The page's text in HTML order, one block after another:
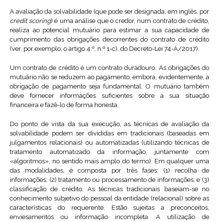
A avaliação da solvabilidade (que pode ser designada, em inglês, por
credit scoring) é uma análise que o credor, num contrato de crédito,
realiza ao potencial mutuário para estimar a sua capacidade de
cumprimento das obrigações decorrentes do contrato de crédito
(ver, por exemplo, o artigo 4.º, n.º 1-c), do Decreto-Lei 74-A/2017).
Um contrato de crédito é um contrato duradouro. As obrigações do
mutuário não se reduzem ao pagamento, embora, evidentemente, a
obrigação de pagamento seja fundamental. O mutuário também
deve fornecer informações suficientes sobre a sua situação
financeira e fazê-lo de forma honesta.
Do ponto de vista da sua execução, as técnicas de avaliação da
solvabilidade podem ser divididas em tradicionais (baseadas em
julgamentos relacionais) ou automatizadas (utilizando técnicas de
tratamento automatizado da informação, juntamente com
«algoritmos», no sentido mais amplo do termo). Em qualquer uma
das modalidades, é composta por três fases: (1) recolha de
informações; (2) tratamento ou processamento de informações; e (3)
classificação de crédito. As técnicas tradicionais baseiam-se no
conhecimento subjetivo do pessoal da entidade (relacional) sobre as
características do requerente. Estão sujeitas a preconceitos,
enviesamentos ou informação incompleta. A utilização de